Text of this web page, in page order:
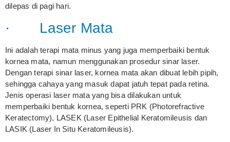
dilepas di pagi hari.
· Laser Mata
Ini adalah terapi mata minus yang juga memperbaiki bentuk
kornea mata, namun menggunakan prosedur sinar laser.
Dengan terapi sinar laser, kornea mata akan dibuat lebih pipih,
sehingga cahaya yang masuk dapat jatuh tepat pada retina.
Jenis operasi laser mata yang bisa dilakukan untuk
memperbaiki bentuk kornea, seperti PRK (Photorefractive
Keratectomy), LASEK (Laser Epithelial Keratomileusis dan
LASIK (Laser In Situ Keratomileusis).